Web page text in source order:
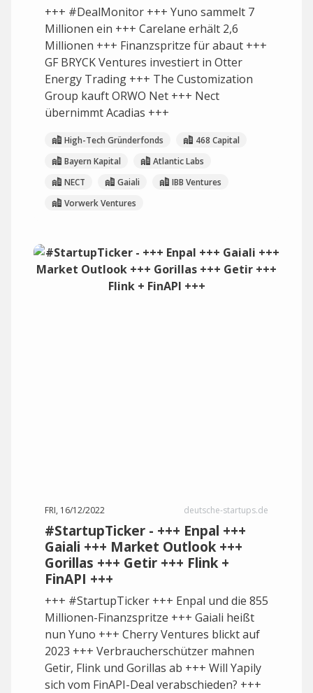
+++ #DealMonitor +++ Yuno sammelt 7
Millionen ein +++ Carelane erhält 2,6
Millionen +++ Finanzspritze für abaut +++
GF BRYCK Ventures investiert in Otter
Energy Trading +++ The Customization
Group kauft ORWO Net +++ Nect
übernimmt Acadias +++
High-Tech Gründerfonds
468 Capital
Bayern Kapital
Atlantic Labs
NECT
Gaiali
IBB Ventures
Vorwerk Ventures
FRI, 16/12/2022 deutsche-startups.de
#StartupTicker - +++ Enpal +++
Gaiali +++ Market Outlook +++
Gorillas +++ Getir +++ Flink +
FinAPI +++
+++ #StartupTicker +++ Enpal und die 855
Millionen-Finanzspritze +++ Gaiali heißt
nun Yuno +++ Cherry Ventures blickt auf
2023 +++ Verbraucherschützer mahnen
Getir, Flink und Gorillas ab +++ Will Yapily
sich vom FinAPI-Deal verabschieden? +++